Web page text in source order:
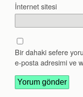
İnternet sitesi
Bir dahaki sefere
e-posta adresimi ve